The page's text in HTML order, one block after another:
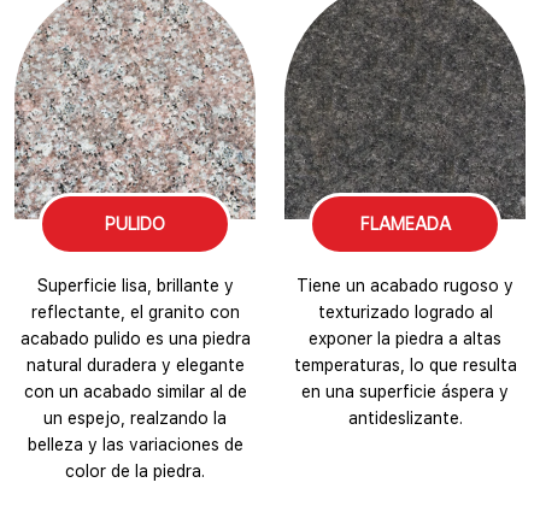
PULIDO
Superficie lisa, brillante y
reflectante, el granito con
acabado pulido es una piedra
natural duradera y elegante
con un acabado similar al de
un espejo, realzando la
belleza y las variaciones de
color de la piedra.
FLAMEADA
Tiene un acabado rugoso y
texturizado logrado al
exponer la piedra a altas
temperaturas, lo que resulta
en una superficie áspera y
antideslizante.